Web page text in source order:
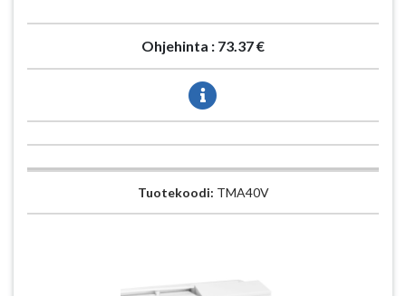
Ohjehinta : 73.37 €
Tuotekoodi: TMA40V